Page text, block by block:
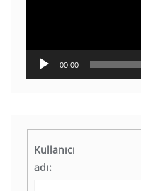
00:00
Kullanıcı
adı: